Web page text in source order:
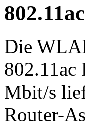
Die
Mbit/s
Router-